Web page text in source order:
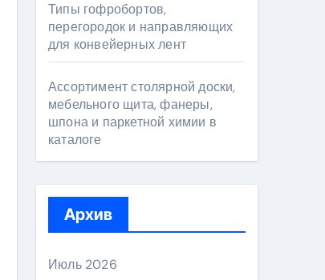
Типы гофробортов,
перегородок и направляющих
для конвейерных лент
Ассортимент столярной доски,
мебельного щита, фанеры,
шпона и паркетной химии в
каталоге
Архив
Июль 2026